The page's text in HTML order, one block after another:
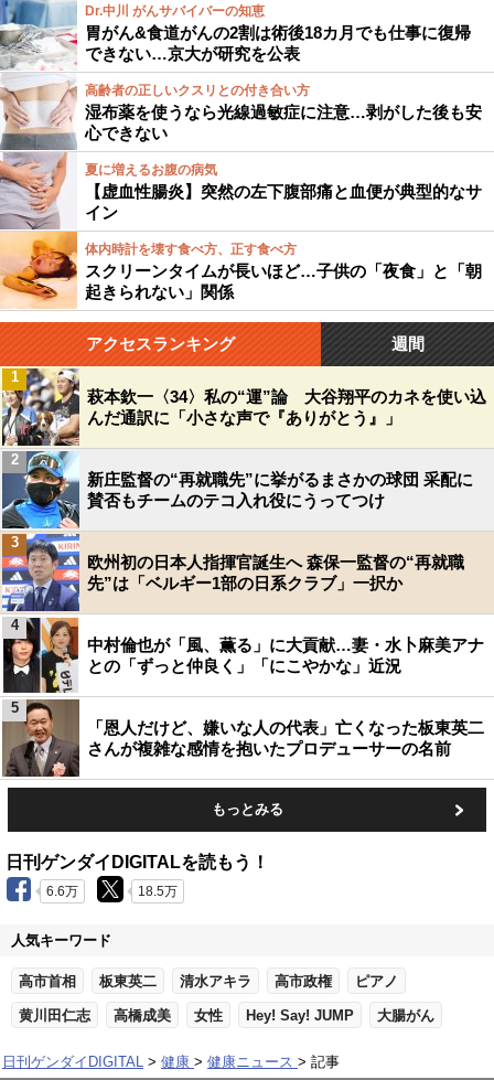
Dr.中川 がんサバイバーの知恵
胃がん&食道がんの2割は術後18カ月でも仕事に復帰
できない…京大が研究を公表
高齢者の正しいクスリとの付き合い方
湿布薬を使うなら光線過敏症に注意…剥がした後も安
心できない
夏に増えるお腹の病気
【虚血性腸炎】突然の左下腹部痛と血便が典型的なサ
イン
体内時計を壊す食べ方、正す食べ方
スクリーンタイムが長いほど…子供の「夜食」と「朝
起きられない」関係
アクセスランキング 週間
萩本欽一〈34〉私の“運”論 大谷翔平のカネを使い込
んだ通訳に「小さな声で『ありがとう』」
1
新庄監督の“再就職先”に挙がるまさかの球団 采配に
賛否もチームのテコ入れ役にうってつけ
2
欧州初の日本人指揮官誕生へ 森保一監督の“再就職
先”は「ベルギー1部の日系クラブ」一択か
3
中村倫也が「風、薫る」に大貢献…妻・水卜麻美アナ
との「ずっと仲良く」「にこやかな」近況
4
「恩人だけど、嫌いな人の代表」亡くなった板東英二
さんが複雑な感情を抱いたプロデューサーの名前
5
もっとみる
日刊ゲンダイDIGITALを読もう！
6.6万 18.5万
人気キーワード
高市首相 板東英二 清水アキラ 高市政権 ピアノ
黄川田仁志 高橋成美 女性 Hey! Say! JUMP 大腸がん
日刊ゲンダイDIGITAL 健康 健康ニュース 記事